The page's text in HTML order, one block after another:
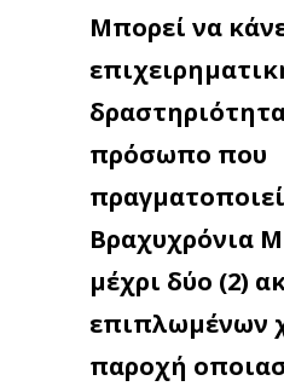
Μπορεί να
πρόσωπο που
πραγματοποιεί
Βραχυχρόνια
μέχρι δύο (2)
επιπλωμένων
παροχή